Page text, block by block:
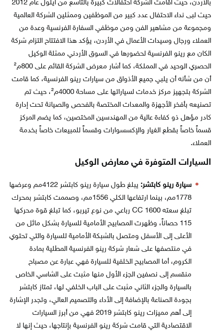
بالأردن، حيث أقامت الشركة احتفالات كبيرة بالتاسع من أيلول عام 2012
حيث لبى نداء الاحتفال عدد كبير من الموظفين وممثلين الشركة العالمية
ومجموعة من مشاهير الفن ومن موظفي السفارة الفرنسية وعدة من
العملاء ورجال وسيدات الأعمال في الأردن، يؤكد هذا الافتتاح التزام شركة
الكان مع رينو الفرنسية لحضورها في السوق الأردني ممثلة الوكيل
الحصري الوحيد في المملكة، كما أشار معرض الشركة القائم على 800م²
أن من شأنه أن يلبي جميع الأذواق من سيارات رينو الفرنسية، كما قامت
الشركة بتجهيز مركز خدمات لسياراتها على مساحة 4000م²، حيث تم
تصنيعه بأفخر الأجهزة والمعدات المختصة بالفحص والصيانة تحت إدارة
كادر مؤهل ذو كفاءة عالية من المهندسين المختصين، كما يضم المركز
قسماً خاصاً بقطع الغيار والإكسسوارات وقسماً للمبيعات خاصاً بخدمة
العملاء.
السيارات المتوفرة في معارض الوكيل
سيارة رينو كابتشر:
يبلغ طول سيارة رينو كابتشر 4122مم وعرضها
1778مم، بينما ارتفاعها الكلي 1556مم، وصممت كابتشر بمحرك
تبلغ سعته 1600 CC رباعي من نوع تيربو، كما تبلغ قوة محركها
115 حصاناً، وظهرت المصابيح الأمامية للسيارة بشكل مائل من
الأعلى إلى الأسفل ومتصل بالشبكة الأمامية للسيارة والتي تحتوي
في منتصفها على شعار شركة رينو الفرنسية المطلية بمادة
الكروم، أما المصابيح الخلفية للسيارة فهي عبارة عن مصباح
منقسم إلى نصفين الجزء الأول منها مثبت على الشاسي الخاص
بالسيارة والجزء الثاني مثبت على الباب الخلفي لها، تمتاز كابتشر
بجودة الصناعة بالإضافة إلى الأداء والتصميم العالي، وتجدر الإشارة
إلى أهم مميزات رينو كابتشر 2019 فهي من أبرز السيارات
الاقتصادية التي قامت شركة رينو الفرنسية بإنتاجها، حيث إنها لا